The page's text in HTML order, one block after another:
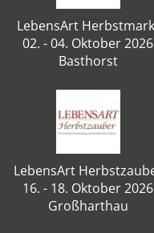
LebensArt
02. - 04. Oktober 2026
Basthorst
LebensArt
16. - 18. Oktober 2026
Großharthau